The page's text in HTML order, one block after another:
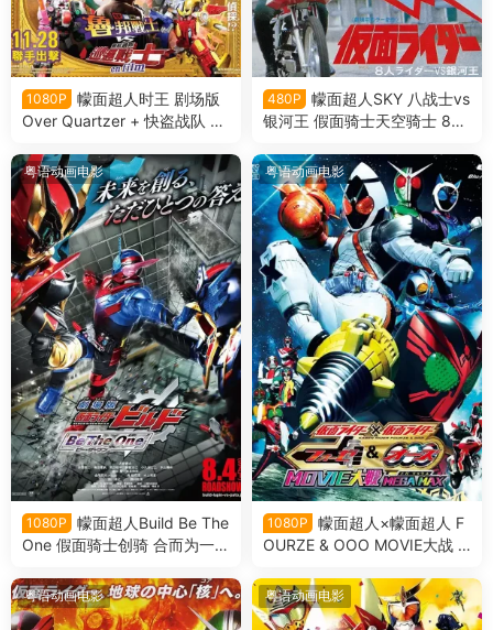
1080P
幪面超人时王 剧场版
Over Quartzer + 快盗战队 鲁
en film粤语版
480P
幪面超人SKY 八战士vs
银河王 假面骑士天空骑士 8大
粤语动画电影
1080P
幪面超人Build Be The
One 假面骑士创骑 合而为一粤
粤语动画电影
1080P
幪面超人×幪面超人 F
OURZE & OOO MOVIE大战 M
OOO & FOURZE MOVIE大战
MEGA MAX粤语版
粤语动画电影 粤语动画电影